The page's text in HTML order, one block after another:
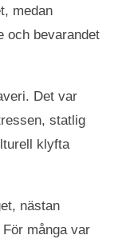
medan
och bevarandet
Det var
statlig
klyfta
nästan
många var